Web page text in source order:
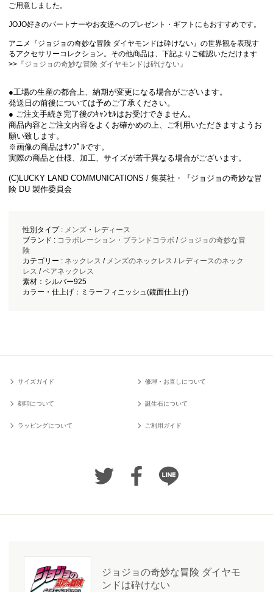
ご用意しました。
JOJO好きのパートナーやお友達へのプレゼント・ギフトにもおすすめです。
アニメ『ジョジョの奇妙な冒険 ダイヤモンドは砕けない』の世界観を表現す
るアクセサリーコレクション。その他商品は、下記よりご確認いただけます
>> 『ジョジョの奇妙な冒険 ダイヤモンドは砕けない』
●工場の生産の都合上、納期が変更になる場合がございます。
発送日の前後については予めご了承ください。
● ご注文手続き完了後のｷｬﾝｾﾙはお受けできません。
商品内容とご注文内容をよくお確かめの上、ご利用いただきますようお
願い致します。
※画像の商品はｻﾝﾌﾟﾙです。
実際の商品と仕様、加工、サイズが若干異なる場合がございます。
(C)LUCKY LAND COMMUNICATIONS / 集英社・『ジョジョの奇妙な冒
険 DU 製作委員会
性別タイプ : メンズ・ レディース
ブランド : コラボレーション・ブランドコラボ / ジョジョの奇妙な冒
険
カテゴリー : ネックレス / メンズのネックレス / レディースのネック
レス /ペアネックレス
素材：シルバー925
カラー・仕上げ：ミラーフィニッシュ(鏡面仕上げ)
サイズガイド 修理・お直しについて
刻印について 誕生石について
ラッピングについて ご利用ガイド
ジョジョの奇妙な冒険 ダイヤモ
ンドは砕けない